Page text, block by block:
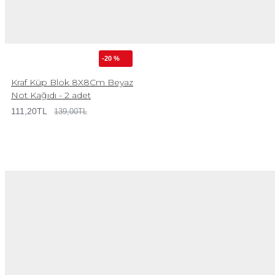
-20 %
Kraf Küp Blok 8X8Cm Beyaz
Not Kağıdı - 2 adet
111,20TL 139,00TL